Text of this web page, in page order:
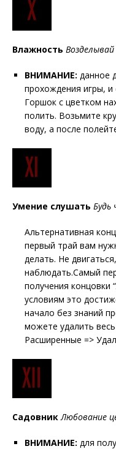
Влажность Возделывай
ВНИМАНИЕ: данное
прохождения игры, и
Горшок с цветком
полить. Возьмите
воду, а после
Умение слушать Будь
Альтернативная
первый трай вам
делать. Не
наблюдать.Самый
получения концовки
условиям это
начало без знаний
можете удалить
Расширенные =>
Садовник Любование
ВНИМАНИЕ: для